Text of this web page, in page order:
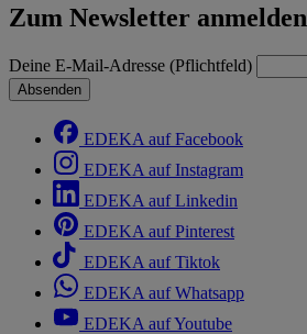
Zum Newsletter anmelden
Deine E-Mail-Adresse (Pflichtfeld)
Absenden
EDEKA auf Facebook
EDEKA auf Instagram
EDEKA auf Linkedin
EDEKA auf Pinterest
EDEKA auf Tiktok
EDEKA auf Whatsapp
EDEKA auf Youtube